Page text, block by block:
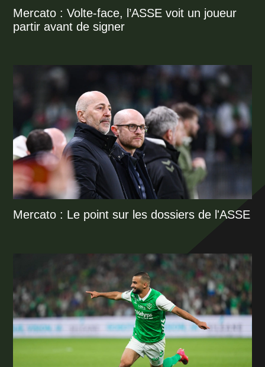
Mercato : Volte-face, l’ASSE voit un joueur
partir avant de signer
Mercato : Le point sur les dossiers de l'ASSE